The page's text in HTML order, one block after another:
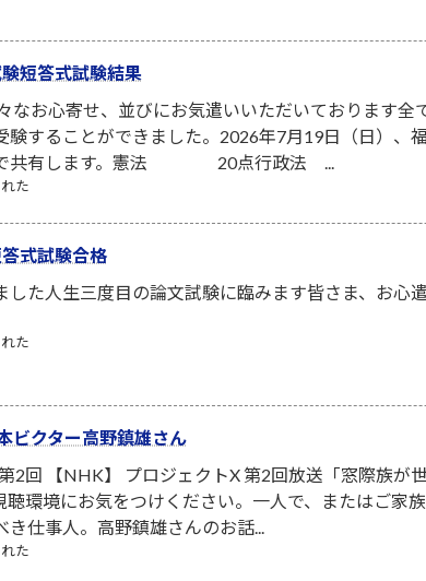
短答式試験結果
なお心寄せ、並びにお気遣いいただいております
験することができました。2026年7月19日（日）、
で共有します。憲法 20点行政法 ...
た
式試験合格
した人生三度目の論文試験に臨みます皆さま、お心
た
ビクター高野鎮雄さん
2回 【NHK】 プロジェクトX 第2回放送「窓際族が
聴環境にお気をつけください。一人で、またはご家
仕事人。高野鎮雄さんのお話...
た